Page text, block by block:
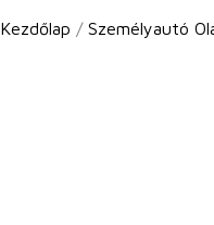
Kezdőlap / Személyautó